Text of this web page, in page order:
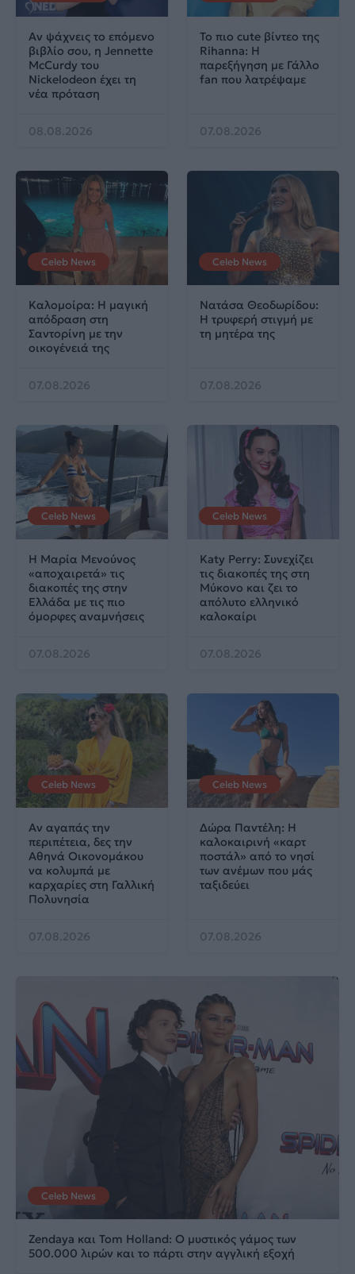
Αν ψάχνεις το επόμενο
βιβλίο σου, η Jennette
McCurdy του
Nickelodeon έχει τη
νέα πρόταση
08.08.2026
Το πιο cute βίντεο της
Rihanna: Η
παρεξήγηση με Γάλλο
fan που λατρέψαμε
07.08.2026
Celeb News
Καλομοίρα: Η μαγική
απόδραση στη
Σαντορίνη με την
οικογένειά της
07.08.2026
Celeb News
Νατάσα Θεοδωρίδου:
Η τρυφερή στιγμή με
τη μητέρα της
07.08.2026
Celeb News
Η Μαρία Μενούνος
«αποχαιρετά» τις
διακοπές της στην
Ελλάδα με τις πιο
όμορφες αναμνήσεις
07.08.2026
Celeb News
Katy Perry: Συνεχίζει
τις διακοπές της στη
Μύκονο και ζει το
απόλυτο ελληνικό
καλοκαίρι
07.08.2026
Celeb News
Αν αγαπάς την
περιπέτεια, δες την
Αθηνά Οικονομάκου
να κολυμπά με
καρχαρίες στη Γαλλική
Πολυνησία
07.08.2026
Celeb News
Δώρα Παντέλη: Η
καλοκαιρινή «καρτ
ποστάλ» από το νησί
των ανέμων που μάς
ταξιδεύει
07.08.2026
Celeb News
Zendaya και Tom Holland: Ο μυστικός γάμος των
500.000 λιρών και το πάρτι στην αγγλική εξοχή